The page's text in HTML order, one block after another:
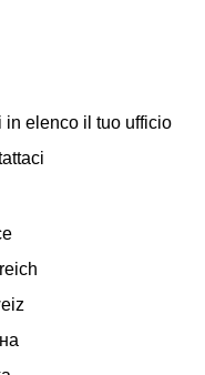
in elenco il tuo ufficio